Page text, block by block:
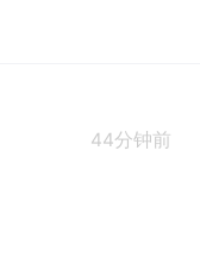
44分钟前